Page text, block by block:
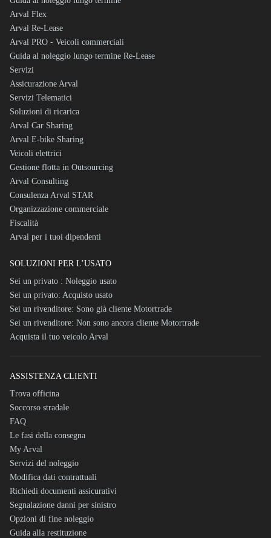
Arval Flex
Arval Re-Lease
Arval PRO - Veicoli commerciali
Guida al noleggio lungo termine Re-Lease
Servizi
Assicurazione Arval
Servizi Telematici
Soluzioni di ricarica
Arval Car Sharing
Arval E-bike Sharing
Veicoli elettrici
Gestione flotta in Outsourcing
Arval Consulting
Consulenza Arval STAR
Organizzazione commerciale
Fiscalità
Arval per i tuoi dipendenti
SOLUZIONI PER L’USATO
Sei un privato : Noleggio usato
Sei un privato: Acquisto usato
Sei un rivenditore: Sono già cliente Motortrade
Sei un rivenditore: Non sono ancora cliente Motortrade
Acquista il tuo veicolo Arval
ASSISTENZA CLIENTI
Trova officina
Soccorso stradale
FAQ
Le fasi della consegna
My Arval
Servizi del noleggio
Modifica dati contrattuali
Richiedi documenti assicurativi
Segnalazione danni per sinistro
Opzioni di fine noleggio
Guida alla restituzione